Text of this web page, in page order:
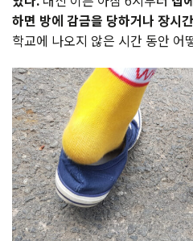
하면 방에 감금을 당하거나 장시
학교에 나오지 않은 시간 동안 어